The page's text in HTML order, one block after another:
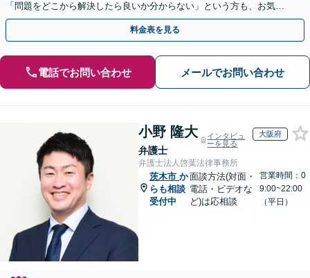
「問題をどこから解決したら良いか分からない」という方も、お気軽
にご相談ください【土日・夜間対応可】
料金表を見る
電話でお問い合わせ メールでお問い合わせ
小野 隆大
弁護士
インタビュ
ーを見る
大阪府
弁護士法人啓葉法律事務所
茨木市 か
らも相談
受付中
面談方法(対面・
電話・ビデオな
ど)は応相談
営業時間：0
9:00~22:00
（平日）